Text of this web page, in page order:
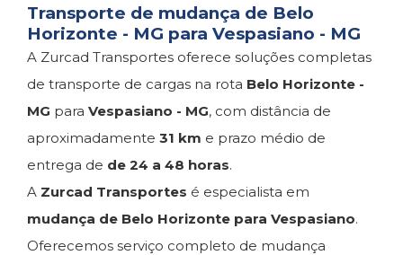
Transporte de mudança de Belo
Horizonte - MG para Vespasiano - MG
A Zurcad Transportes oferece soluções completas
de transporte de cargas na rota Belo Horizonte -
MG para Vespasiano - MG, com distância de
aproximadamente 31 km e prazo médio de
entrega de de 24 a 48 horas.
A Zurcad Transportes é especialista em
mudança de Belo Horizonte para Vespasiano.
Oferecemos serviço completo de mudança